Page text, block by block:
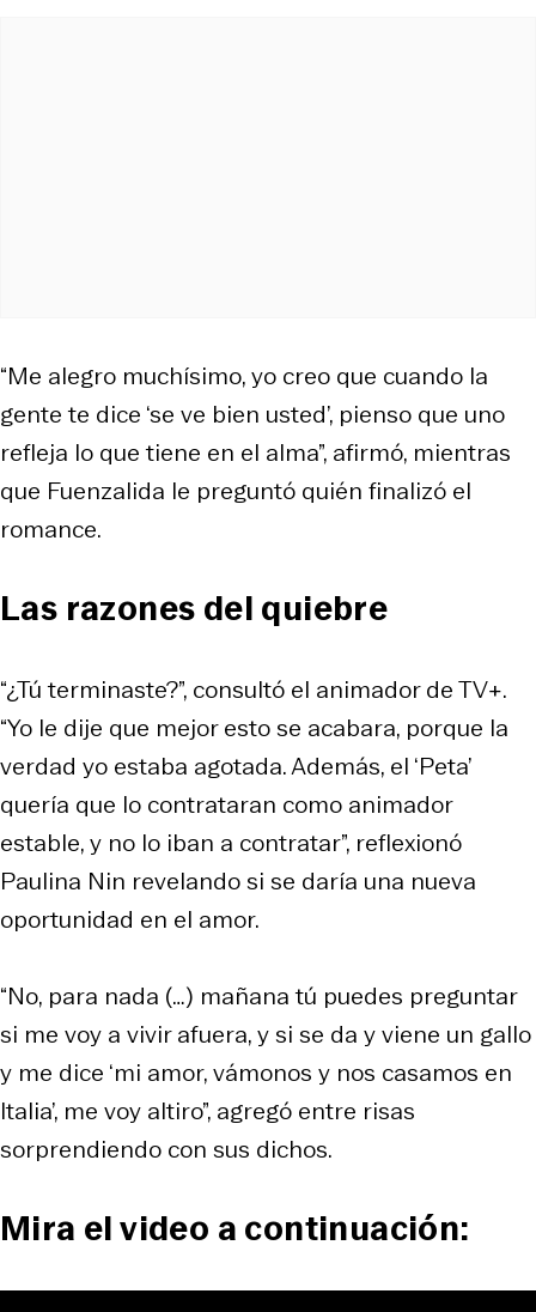
“Me alegro muchísimo, yo creo que cuando la
gente te dice ‘se ve bien usted’, pienso que uno
refleja lo que tiene en el alma”, afirmó, mientras
que Fuenzalida le preguntó quién finalizó el
romance.
Las razones del quiebre
“¿Tú terminaste?”, consultó el animador de TV+.
“Yo le dije que mejor esto se acabara, porque la
verdad yo estaba agotada. Además, el ‘Peta’
quería que lo contrataran como animador
estable, y no lo iban a contratar”, reflexionó
Paulina Nin revelando si se daría una nueva
oportunidad en el amor.
“No, para nada (…) mañana tú puedes preguntar
si me voy a vivir afuera, y si se da y viene un gallo
y me dice ‘mi amor, vámonos y nos casamos en
Italia’, me voy altiro”, agregó entre risas
sorprendiendo con sus dichos.
Mira el video a continuación: